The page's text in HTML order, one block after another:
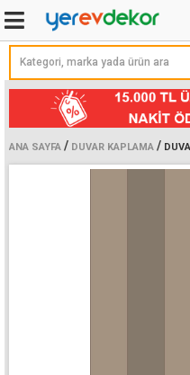
ANA SAYFA / DUVAR KAPLAMA /